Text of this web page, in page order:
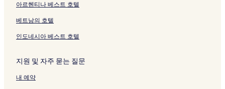
는
크
크
크
u
페
이
지
여
링
링
크
크
는
크
아르헨티나 베스트 호텔
베트남의 호텔
인도네시아 베스트 호텔
지원 및 자주 묻는 질문
내 예약